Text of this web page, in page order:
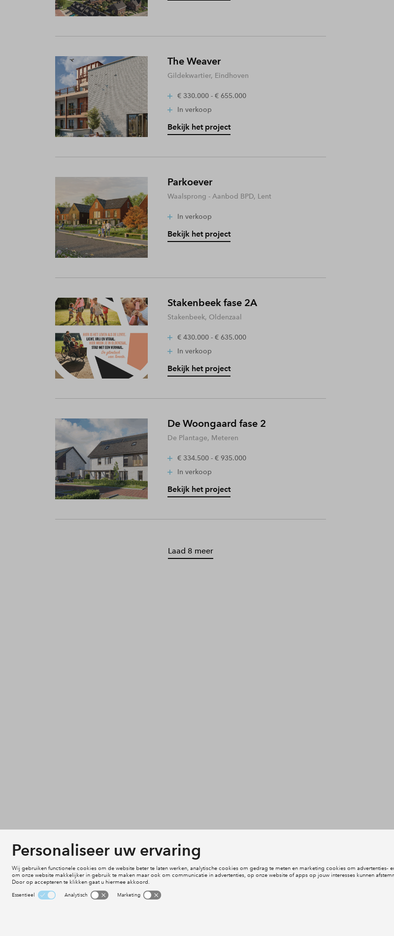
The Weaver
Gildekwartier, Eindhoven
€ 330.000 - € 655.000
In verkoop
Bekijk het project
Parkoever
Waalsprong - Aanbod BPD, Lent
In verkoop
Bekijk het project
Stakenbeek fase 2A
Stakenbeek, Oldenzaal
€ 430.000 - € 635.000
In verkoop
Bekijk het project
De Woongaard fase 2
De Plantage, Meteren
€ 334.500 - € 935.000
In verkoop
Bekijk het project
Laad 8 meer